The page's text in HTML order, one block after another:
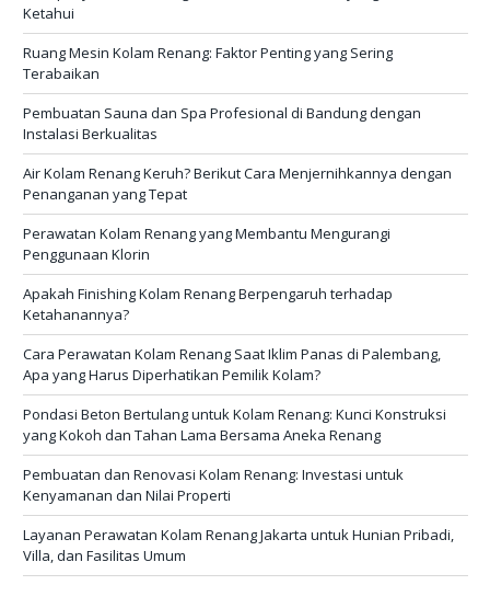
Ketahui
Ruang Mesin Kolam Renang: Faktor Penting yang Sering
Terabaikan
Pembuatan Sauna dan Spa Profesional di Bandung dengan
Instalasi Berkualitas
Air Kolam Renang Keruh? Berikut Cara Menjernihkannya dengan
Penanganan yang Tepat
Perawatan Kolam Renang yang Membantu Mengurangi
Penggunaan Klorin
Apakah Finishing Kolam Renang Berpengaruh terhadap
Ketahanannya?
Cara Perawatan Kolam Renang Saat Iklim Panas di Palembang,
Apa yang Harus Diperhatikan Pemilik Kolam?
Pondasi Beton Bertulang untuk Kolam Renang: Kunci Konstruksi
yang Kokoh dan Tahan Lama Bersama Aneka Renang
Pembuatan dan Renovasi Kolam Renang: Investasi untuk
Kenyamanan dan Nilai Properti
Layanan Perawatan Kolam Renang Jakarta untuk Hunian Pribadi,
Villa, dan Fasilitas Umum